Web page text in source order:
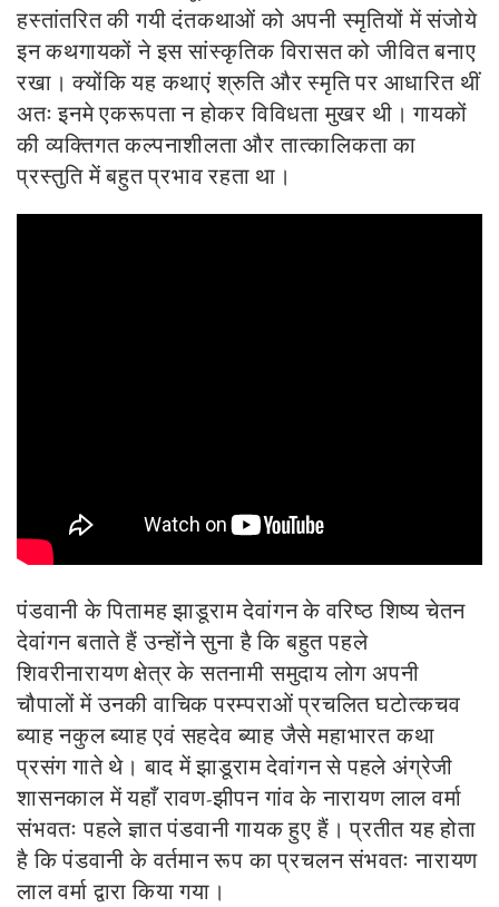
हस्तांतरित की गयी दंतकथाओं को अपनी स्मृतियों में संजोये
इन कथगायकों ने इस सांस्कृतिक विरासत को जीवित बनाए
रखा। क्योंकि यह कथाएं श्रुति और स्मृति पर आधारित थीं
अतः इनमे एकरूपता न होकर विविधता मुखर थी। गायकों
की व्यक्तिगत कल्पनाशीलता और तात्कालिकता का
प्रस्तुति में बहुत प्रभाव रहता था।
पंडवानी के पितामह झाडूराम देवांगन के वरिष्ठ शिष्य चेतन
देवांगन बताते हैं उन्होंने सुना है कि बहुत पहले
शिवरीनारायण क्षेत्र के सतनामी समुदाय लोग अपनी
चौपालों में उनकी वाचिक परम्पराओं प्रचलित घटोत्कचव
ब्याह नकुल ब्याह एवं सहदेव ब्याह जैसे महाभारत कथा
प्रसंग गाते थे। बाद में झाडूराम देवांगन से पहले अंग्रेजी
शासनकाल में यहाँ रावण-झीपन गांव के नारायण लाल वर्मा
संभवतः पहले ज्ञात पंडवानी गायक हुए हैं। प्रतीत यह होता
है कि पंडवानी के वर्तमान रूप का प्रचलन संभवतः नारायण
लाल वर्मा द्वारा किया गया।